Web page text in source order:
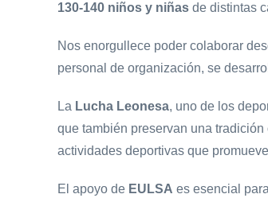
130-140 niños y niñas de distintas
Nos enorgullece poder colaborar
personal de organización, se
La Lucha Leonesa, uno de los
que también preservan una
actividades deportivas que
El apoyo de EULSA es esencial